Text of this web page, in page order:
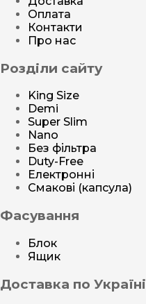
Оплата
Контакти
Про нас
Розділи сайту
King Size
Demi
Super Slim
Nano
Без фільтра
Duty-Free
Електронні
Смакові (капсула)
Фасування
Блок
Ящик
Доставка по Україні